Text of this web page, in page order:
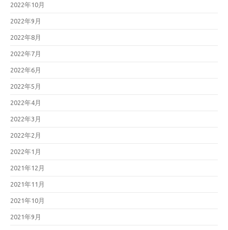
2022年10月
2022年9月
2022年8月
2022年7月
2022年6月
2022年5月
2022年4月
2022年3月
2022年2月
2022年1月
2021年12月
2021年11月
2021年10月
2021年9月